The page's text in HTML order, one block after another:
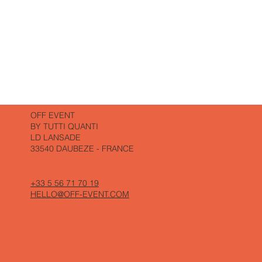
OFF EVENT
BY TUTTI QUANTI
LD LANSADE
33540 DAUBEZE - FRANCE
+33 5 56 71 70 19
HELLO@OFF-EVENT.COM